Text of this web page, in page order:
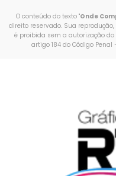
O conteúdo do texto "Onde
direito reservado. Sua
é proibida sem a autorização
artigo 184 do Código Penal